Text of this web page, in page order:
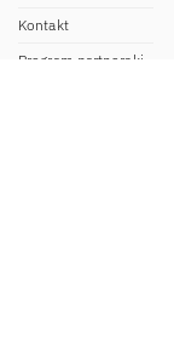
Kontakt
Program partnerski